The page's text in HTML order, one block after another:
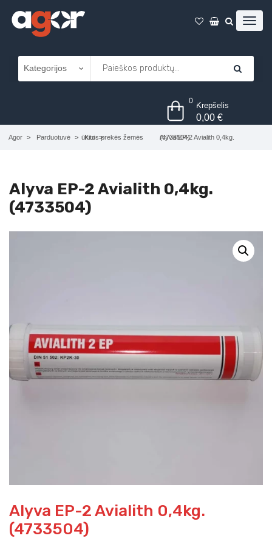
0 Krepšelis
0,00€
Agor Parduotuvė Kitos prekės žemės ūkiui Alyva EP-2 Avialith 0,4kg. (4733504)
Alyva EP-2 Avialith 0,4kg.
(4733504)
Alyva EP-2 Avialith 0,4kg.
(4733504)